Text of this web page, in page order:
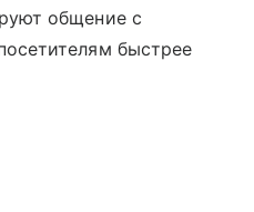
общение с
быстрее